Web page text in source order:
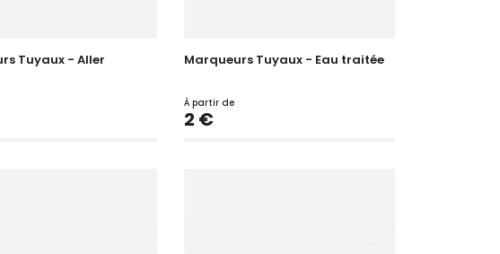
Tuyaux - Aller Marqueurs Tuyaux - Eau traitée
À partir de
Prix
2 €